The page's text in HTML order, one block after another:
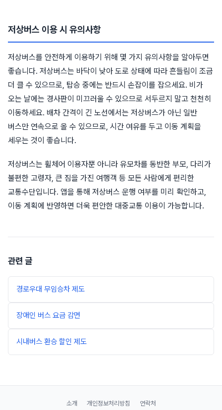
저상버스 이용 시 유의사항
저상버스를 안전하게 이용하기 위해 몇 가지 유의사항을 알아두면
좋습니다. 저상버스는 바닥이 낮아 도로 상태에 따라 흔들림이 조금
더 클 수 있으므로, 탑승 중에는 반드시 손잡이를 잡으세요. 비가
오는 날에는 경사판이 미끄러울 수 있으므로 서두르지 말고 천천히
이동하세요. 배차 간격이 긴 노선에서는 저상버스가 아닌 일반
버스만 연속으로 올 수 있으므로, 시간 여유를 두고 이동 계획을
세우는 것이 좋습니다.
저상버스는 휠체어 이용자뿐 아니라 유모차를 동반한 부모, 다리가
불편한 고령자, 큰 짐을 가진 여행객 등 모든 사람에게 편리한
교통수단입니다. 앱을 통해 저상버스 운행 여부를 미리 확인하고,
이동 계획에 반영하면 더욱 편안한 대중교통 이용이 가능합니다.
관련 글
경로우대 무임승차 제도
장애인 버스 요금 감면
시내버스 환승 할인 제도
소개 개인정보처리방침 연락처